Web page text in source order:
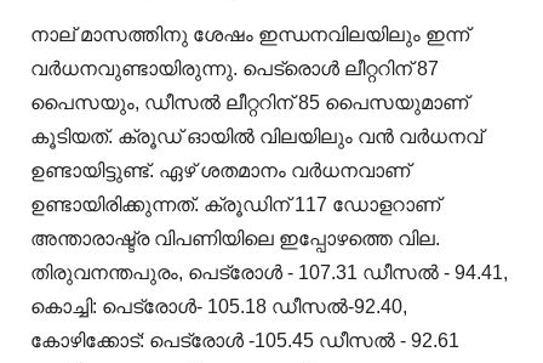
നാല് മാസത്തിനു ശേഷം ഇന്ധനവിലയിലും ഇന്ന്
വർധനവുണ്ടായിരുന്നു. പെട്രൊൾ ലീറ്ററിന് 87
പൈസയും, ഡീസൽ ലീറ്ററിന് 85 പൈസയുമാണ്
കൂടിയത്. ക്രൂഡ് ഓയില്‍ വിലയിലും വന്‍ വർധനവ്
ഉണ്ടായിട്ടുണ്ട്. ഏഴ് ശതമാനം വർധനവാണ്
ഉണ്ടായിരിക്കുന്നത്. ക്രൂഡിന് 117 ഡോളറാണ്
അന്താരാഷ്ട്ര വിപണിയിലെ ഇപ്പോഴത്തെ വില.
തിരുവനന്തപുരം, പെട്രോള്‍ - 107.31 ഡീസല്‍ - 94.41,
കൊച്ചി: പെട്രോള്‍- 105.18 ഡീസല്‍-92.40,
കോഴിക്കോട്: പെട്രോള്‍ -105.45 ഡീസല്‍ - 92.61